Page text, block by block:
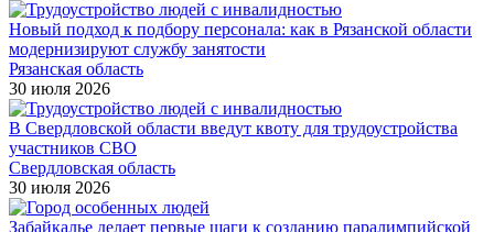
Новый подход к подбору персонала: как в Рязанской области
модернизируют службу занятости
Рязанская область
30 июля 2026
В Свердловской области введут квоту для трудоустройства
участников СВО
Свердловская область
30 июля 2026
Забайкалье делает первые шаги к созданию паралимпийской